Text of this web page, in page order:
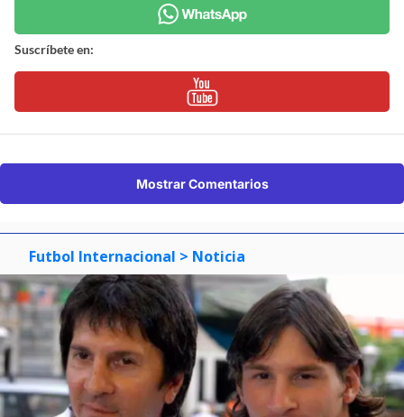
Suscríbete en:
Mostrar Comentarios
Futbol Internacional > Noticia